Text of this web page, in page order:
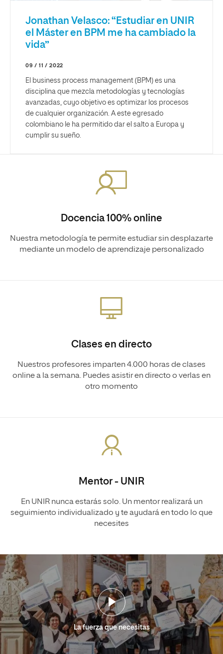
Jonathan Velasco: “Estudiar en UNIR
el Máster en BPM me ha cambiado la
vida”
09 / 11 / 2022
El business process management (BPM) es una
disciplina que mezcla metodologías y tecnologías
avanzadas, cuyo objetivo es optimizar los procesos
de cualquier organización. A este egresado
colombiano le ha permitido dar el salto a Europa y
cumplir su sueño.
Docencia 100% online
Nuestra metodología te permite estudiar sin desplazarte
mediante un modelo de aprendizaje personalizado
Clases en directo
Nuestros profesores imparten 4.000 horas de clases
online a la semana. Puedes asistir en directo o verlas en
otro momento
Mentor - UNIR
En UNIR nunca estarás solo. Un mentor realizará un
seguimiento individualizado y te ayudará en todo lo que
necesites
La fuerza que necesitas